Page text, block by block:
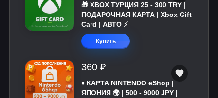
🎁 XBOX ТУРЦИЯ 25 - 300 TRY |
ПОДАРОЧНАЯ КАРТА | Xbox Gift
Card | АВТО ⚡
Купить
360 ₽
♦️ КАРТА NINTENDO eShop |
ЯПОНИЯ 🌍 | 500 - 9000 JPY |